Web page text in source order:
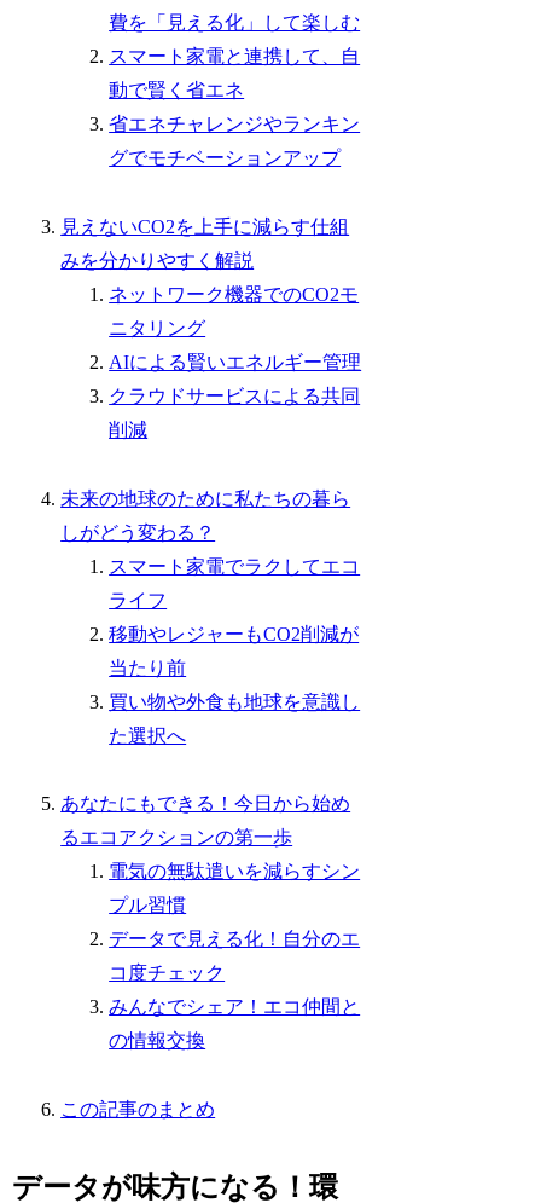
費を「見える化」して楽しむ
スマート家電と連携して、自
動で賢く省エネ
省エネチャレンジやランキン
グでモチベーションアップ
見えないCO2を上手に減らす仕組
みを分かりやすく解説
ネットワーク機器でのCO2モ
ニタリング
AIによる賢いエネルギー管理
クラウドサービスによる共同
削減
未来の地球のために私たちの暮ら
しがどう変わる？
スマート家電でラクしてエコ
ライフ
移動やレジャーもCO2削減が
当たり前
買い物や外食も地球を意識し
た選択へ
あなたにもできる！今日から始め
るエコアクションの第一歩
電気の無駄遣いを減らすシン
プル習慣
データで見える化！自分のエ
コ度チェック
みんなでシェア！エコ仲間と
の情報交換
この記事のまとめ
データが味方になる！環